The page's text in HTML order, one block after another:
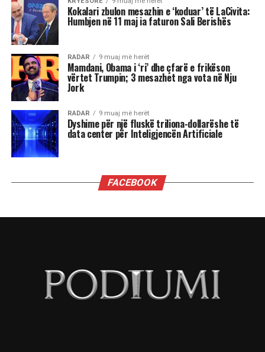
Tenda e madhe, kostoja e lartë e jetesës,
rregullat në ndryshim të lojës: në dritën e fitores
së Mamdanit, kryetarit të ri të bashkisë së Nju
Jorkut, Socialist Demokrat, dhe sukseseve të tjera
të Partisë Progresive në zgjedhjet e 4 nëntorit,
nga fitimi i posteve të guvernatorëve të
Virxhinias dhe Nju Xhersit deri te fitorja në
referendum në Kaliforni, këto tre fronte do të
jenë vendimtare, një vit nga tani, në zgjedhjet e
nga kontrolli i Kongresit.
Fitorja e madhe e Mamdanit, me mobilizimin e
dekurajuar dhe çorientuar nga kthimi i Donald
Trump dhe axhenda e tij autoritare.